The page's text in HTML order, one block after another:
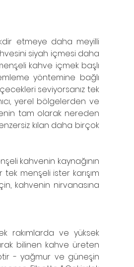
etmeye daha meyilli
siyah içmesi daha
kahve içmek başlı
yöntemine bağlı
seviyorsanız tek
yerel bölgelerden ve
tam olarak nereden
kılan daha birçok
kahvenin kaynağının
menşeli ister karışım
kahvenin nirvanasına
rakımlarda ve yüksek
bilinen kahve üreten
- yağmur ve güneşin